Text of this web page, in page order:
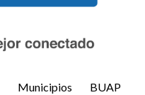
Municipios
BUAP